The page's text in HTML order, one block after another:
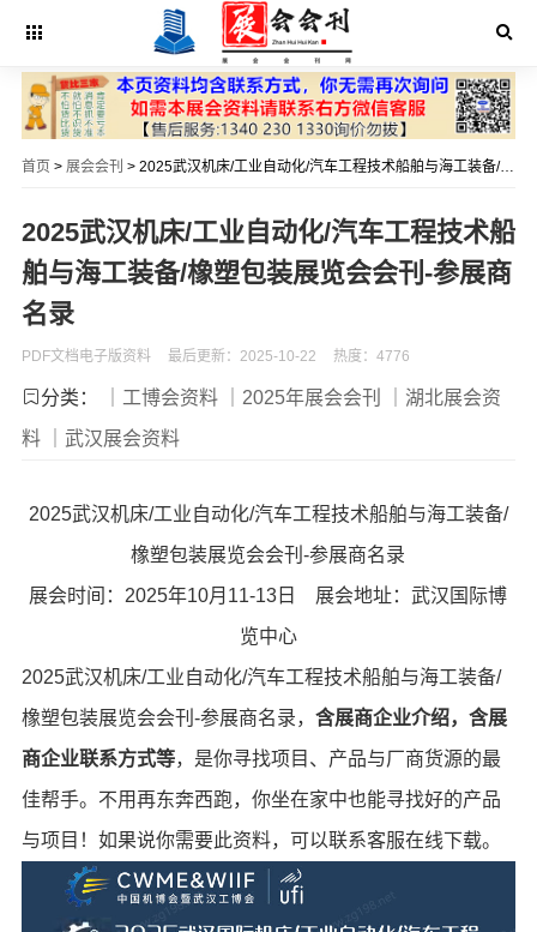
首页 > 展会会刊 > 2025武汉机床/工业自动化/汽车工程技术船舶与海工装备/橡塑包装展览会会刊-参展商名录
2025武汉机床/工业自动化/汽车工程技术船
舶与海工装备/橡塑包装展览会会刊-参展商
名录
PDF文档电子版资料 最后更新：2025-10-22 热度：4776
分类： ｜工博会资料 ｜2025年展会会刊
｜湖北展会资
料
｜武汉展会资料
2025武汉机床/工业自动化/汽车工程技术船舶与海工装备/
橡塑包装展览会会刊-参展商名录
展会时间：2025年10月11-13日 展会地址：武汉国际博
览中心
2025武汉机床/工业自动化/汽车工程技术船舶与海工装备/
橡塑包装展览会会刊-参展商名录， 含展商企业介绍，含展
商企业联系方式等，是你寻找项目、产品与厂商货源的最
佳帮手。不用再东奔西跑，你坐在家中也能寻找好的产品
与项目！如果说你需要此资料，可以联系客服在线下载。